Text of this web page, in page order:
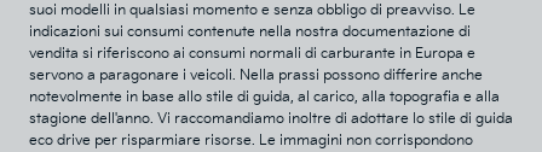
suoi modelli in qualsiasi momento e senza obbligo di preavviso. Le
indicazioni sui consumi contenute nella nostra documentazione di
vendita si riferiscono ai consumi normali di carburante in Europa e
servono a paragonare i veicoli. Nella prassi possono differire anche
notevolmente in base allo stile di guida, al carico, alla topografia e alla
stagione dell'anno. Vi raccomandiamo inoltre di adottare lo stile di guida
eco drive per risparmiare risorse. Le immagini non corrispondono